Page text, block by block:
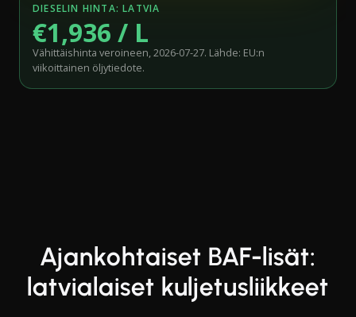
DIESELIN HINTA: LATVIA
€1,936 / L
Vähittäishinta veroineen, 2026-07-27. Lähde: EU:n
viikoittainen öljytiedote.
Ajankohtaiset BAF-lisät:
latvialaiset kuljetusliikkeet